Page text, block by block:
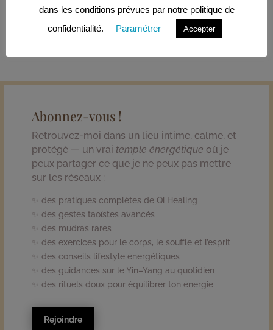
propose.je suis accompagnatrice en énergie, corps &
Abonnez-vous !
Retrouvez-moi dans un lieu intime, calme, et
protégé — un vrai temple énergétique où je
peux partager ce que je ne peux pas mettre
sur les réseaux :
✨ des pratiques complètes de Qi Healing
✨ des gestes taoïstes avancés
✨ des mudras rares
✨ des exercices pour le corps, le souffle et l’esprit
✨ des conseils lifestyle énergétiques
✨ des guidances sur le Yin–Yang au quotidien
✨ des rituels doux pour équilibrer ton énergie
Rejoindre
dans les conditions prévues par notre politique de
confidentialité.
Paramétrer Accepter